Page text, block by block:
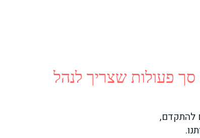
פעולות שצריך לנהל
להתקדם,